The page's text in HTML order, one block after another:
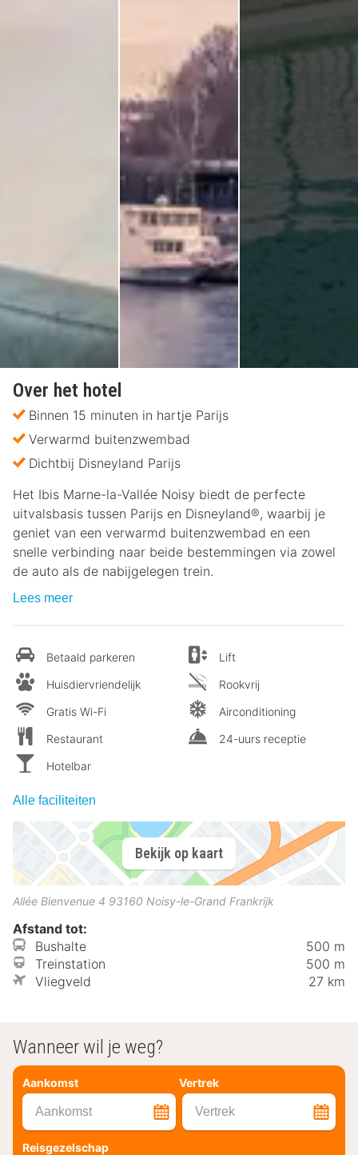
Over het hotel
Binnen 15 minuten in hartje Parijs
Verwarmd buitenzwembad
Dichtbij Disneyland Parijs
Het Ibis Marne-la-Vallée Noisy biedt de perfecte
uitvalsbasis tussen Parijs en Disneyland®, waarbij je
geniet van een verwarmd buitenzwembad en een
snelle verbinding naar beide bestemmingen via zowel
de auto als de nabijgelegen trein.
Lees meer
Betaald parkeren
Huisdiervriendelijk
Gratis Wi-Fi
Restaurant
Hotelbar
Lift
Rookvrij
Airconditioning
24-uurs receptie
Alle faciliteiten
Bekijk op kaart
Allée Bienvenue 4 93160 Noisy-le-Grand Frankrijk
Afstand tot:
Bushalte
500 m
Treinstation
500 m
Vliegveld
27 km
Wanneer wil je weg?
Aankomst Vertrek
Aankomst Vertrek
Reisgezelschap